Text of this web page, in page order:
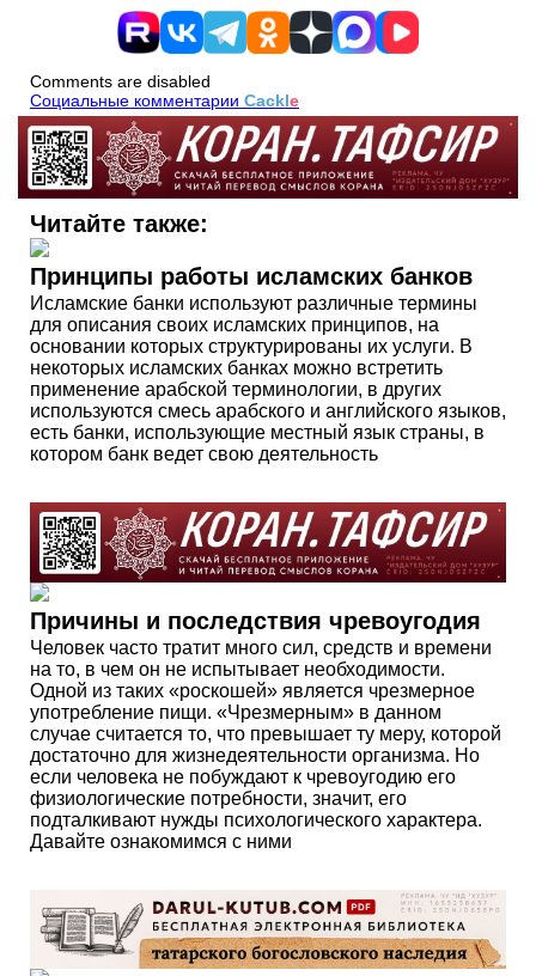
Comments are disabled
Социальные комментарии Cackle
Читайте также:
Принципы работы исламских банков
Исламские банки используют различные термины
для описания своих исламских принципов, на
основании которых структурированы их услуги. В
некоторых исламских банках можно встретить
применение арабской терминологии, в других
используются смесь арабского и английского языков,
есть банки, использующие местный язык страны, в
котором банк ведет свою деятельность
Причины и последствия чревоугодия
Человек часто тратит много сил, средств и времени
на то, в чем он не испытывает необходимости.
Одной из таких «роскошей» является чрезмерное
употребление пищи. «Чрезмерным» в данном
случае считается то, что превышает ту меру, которой
достаточно для жизнедеятельности организма. Но
если человека не побуждают к чревоугодию его
физиологические потребности, значит, его
подталкивают нужды психологического характера.
Давайте ознакомимся с ними